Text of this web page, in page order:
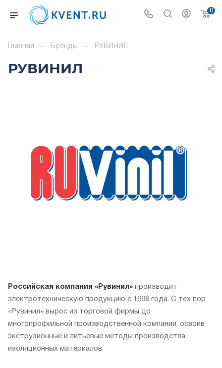
0
Главная — Бренды — РУВИНИЛ
РУВИНИЛ
Российская компания «Рувинил» производит
электротехническую продукцию с 1998 года. С тех пор
«Рувинил» вырос из торговой фирмы до
многопрофильной производственной компании, освоив
экструзионные и литьевые методы производства
изоляционных материалов.